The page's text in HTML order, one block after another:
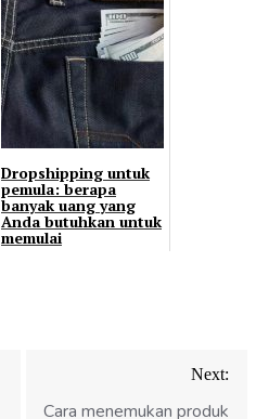
Dropshipping untuk
pemula: berapa
banyak uang yang
Anda butuhkan untuk
memulai
Next:
Cara menemukan produk